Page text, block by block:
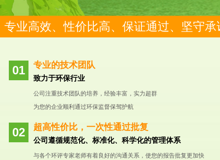
专业高效、性价比高、保证通过、坚守承
专业的技术团队
致力于环保行业
公司注重技术团队的培养，经验丰富，实力超群
为您的企业顺利通过环保监督保驾护航
超高性价比，一次性通过批复
公司遵循规范化、标准化、科学化的管理体系
与各个环评专家老师有着良好的沟通关系，使您的报告批复更加快